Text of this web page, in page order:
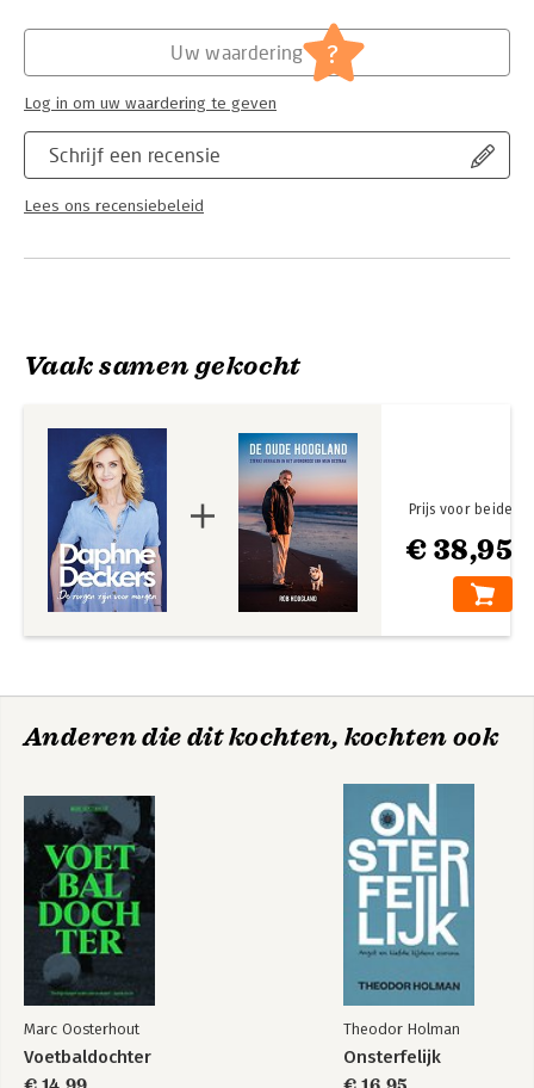
Literatuur en romans
Schrijf een recensie
Lees ons recensiebeleid
Uw waardering ?
Log in om uw waardering te geven
Vaak samen gekocht
€ 38,95
Prijs voor beide
Anderen die dit kochten, kochten ook
Marc Oosterhout
Voetbaldochter
Theodor Holman
Onsterfelijk